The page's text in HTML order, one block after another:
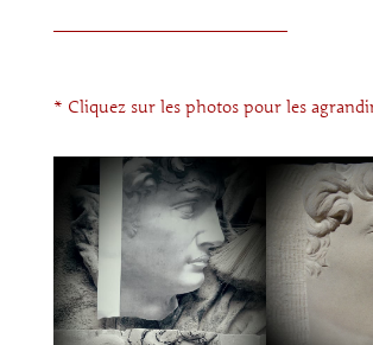
* Cliquez sur les photos pour les